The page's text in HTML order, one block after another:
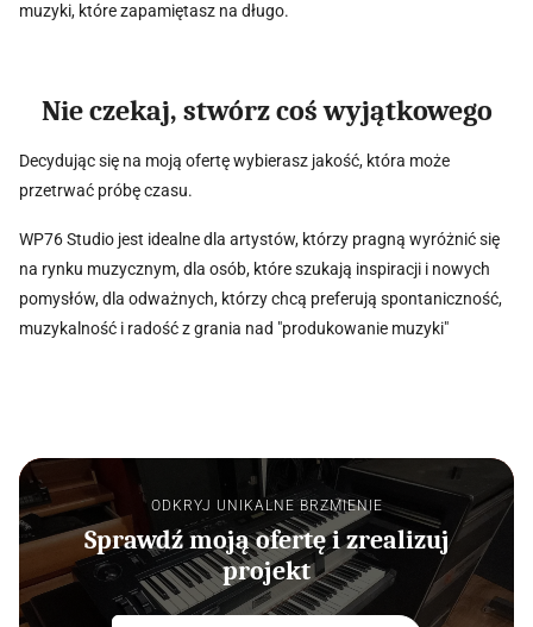
muzyki, które zapamiętasz na długo.
nie czekaj, stwórz coś wyjątkowego
Decydując się na moją ofertę wybierasz jakość, która może
przetrwać próbę czasu.
WP76 Studio jest idealne dla artystów, którzy pragną wyróżnić się
na rynku muzycznym, dla osób, które szukają inspiracji i nowych
pomysłów, dla odważnych, którzy chcą preferują spontaniczność,
muzykalność i radość z grania nad "produkowanie muzyki"
ODKRYJ UNIKALNE BRZMIENIE
Sprawdź moją ofertę i zrealizuj
projekt